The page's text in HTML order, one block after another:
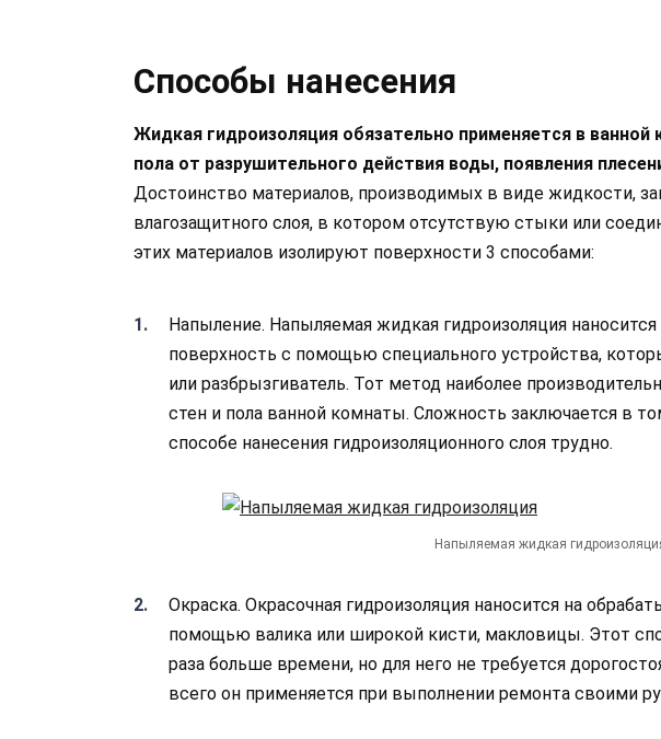
Способы нанесения
Жидкая гидроизоляция обязательно применяется в
пола от разрушительного действия воды, появления
Достоинство материалов, производимых в виде жидкости,
влагозащитного слоя, в котором отсутствую стыки или
этих материалов изолируют поверхности 3 способами:
Напыление. Напыляемая жидкая гидроизоляция
поверхность с помощью специального устройства,
или разбрызгиватель. Тот метод наиболее
стен и пола ванной комнаты. Сложность заключается в
способе нанесения гидроизоляционного слоя трудно.
Напыляемая жидкая
Окраска. Окрасочная гидроизоляция наносится на
помощью валика или широкой кисти, макловицы. Этот
раза больше времени, но для него не требуется
всего он применяется при выполнении ремонта своими